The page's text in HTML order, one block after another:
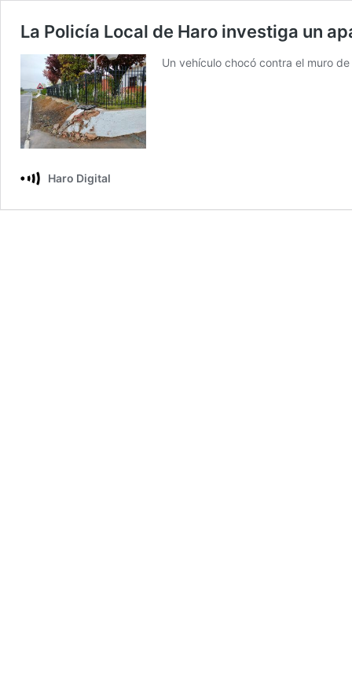
La Policía Local de Haro investiga un
Un vehículo chocó contra el muro
Haro Digital